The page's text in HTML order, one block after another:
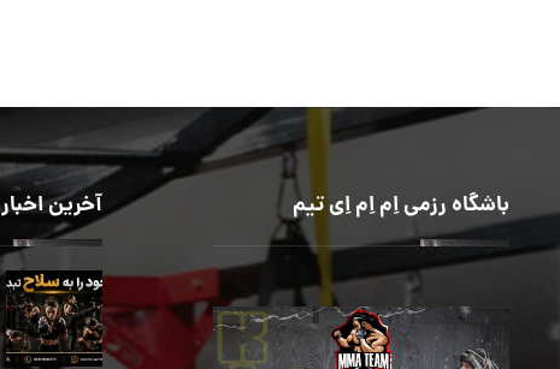
باشگاه رزمی اِم اِم اِی تیم آخرین اخبار